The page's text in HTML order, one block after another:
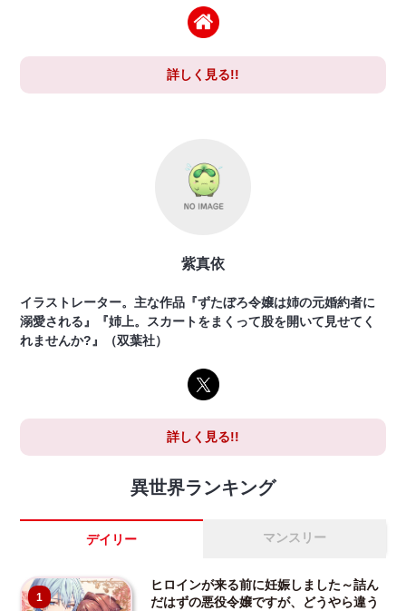
詳しく見る!!
紫真依
イラストレーター。主な作品『ずたぼろ令嬢は姉の元婚約者に
溺愛される』『姉上。スカートをまくって股を開いて見せてく
れませんか?』（双葉社）
詳しく見る!!
異世界ランキング
デイリー マンスリー
1
ヒロインが来る前に妊娠しました～詰ん
だはずの悪役令嬢ですが、どうやら違う